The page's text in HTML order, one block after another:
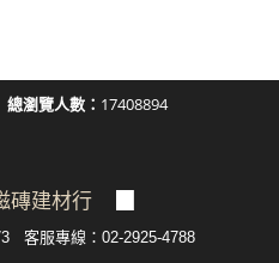
總瀏覽人數： 17408894
磚建材行
客服專線：02-2925-4788